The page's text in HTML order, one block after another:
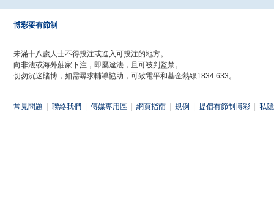
博彩要有節制
未滿十八歲人士不得投注或進入可投注的地方。
向非法或海外莊家下注，即屬違法，且可被判監禁。
切勿沉迷賭博，如需尋求輔導協助，可致電平和基金熱線1834 633。
常見問題 聯絡我們 傳媒專用區 網頁指南 規例 提倡有節制博彩 私